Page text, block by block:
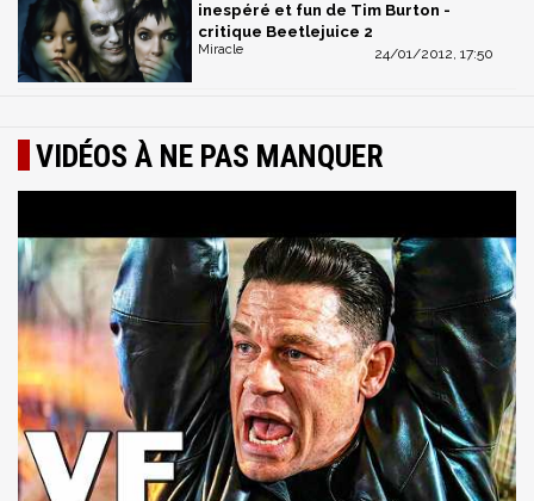
inespéré et fun de Tim Burton -
critique Beetlejuice 2
24/01/2012, 17:50
Miracle
VIDÉOS À NE PAS MANQUER